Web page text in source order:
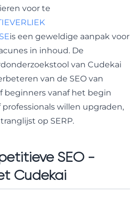
voor te
is een geweldige aanpak voor
in inhoud. De
van Cudekai
van de SEO van
beginners vanaf het begin
willen upgraden,
op SERP.
SEO -
Cudekai